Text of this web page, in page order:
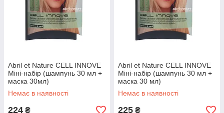
Abril et Nature CELL INNOVE
Міні-набір (шампунь 30 мл +
маска 30мл)
Немає в наявності
224 ₴
Abril et Nature CELL INNOVE
Міні-набір (шампунь 30 мл +
маска 30 мл)
Немає в наявності
225 ₴